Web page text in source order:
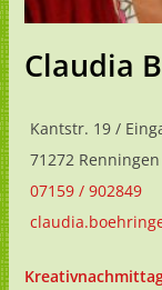
Claudia
Kantstr. 19 /
71272
07159 / 902849